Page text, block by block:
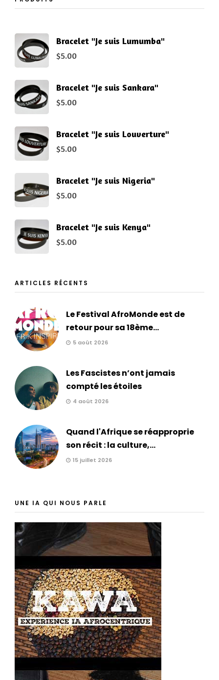
Bracelet "Je suis Lumumba"
$5.00
Bracelet "Je suis Sankara"
$5.00
Bracelet "Je suis Louverture"
$5.00
Bracelet "Je suis Nigeria"
$5.00
Bracelet "Je suis Kenya"
$5.00
ARTICLES RÉCENTS
Le Festival AfroMonde est de
retour pour sa 18ème...
5 août 2026
Les Fascistes n’ont jamais
compté les étoiles
4 août 2026
Quand l'Afrique se réapproprie
son récit : la culture,...
15 juillet 2026
UNE IA QUI NOUS PARLE